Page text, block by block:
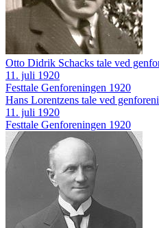
Otto Didrik Schacks tale ved
11. juli 1920
Festtale Genforeningen 1920
Hans Lorentzens tale ved
11. juli 1920
Festtale Genforeningen 1920